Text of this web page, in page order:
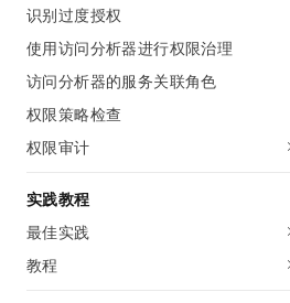
识别过度授权
使用访问分析器进行权限治理
访问分析器的服务关联角色
权限策略检查
权限审计
实践教程
最佳实践
教程